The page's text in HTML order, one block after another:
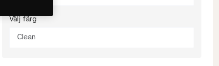
Välj färg
Clean